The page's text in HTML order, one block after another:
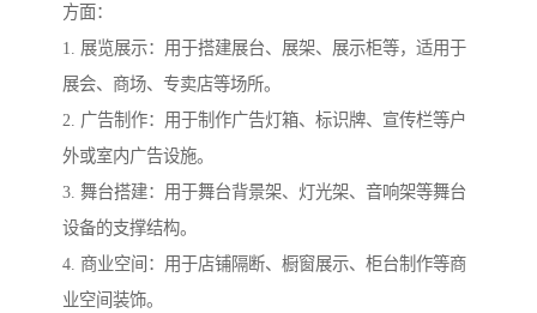
方面：
1. 展览展示：用于搭建展台、展架、展示柜等，适用于
展会、商场、专卖店等场所。
2. 广告制作：用于制作广告灯箱、标识牌、宣传栏等户
外或室内广告设施。
3. 舞台搭建：用于舞台背景架、灯光架、音响架等舞台
设备的支撑结构。
4. 商业空间：用于店铺隔断、橱窗展示、柜台制作等商
业空间装饰。